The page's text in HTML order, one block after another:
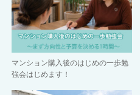
マンション購入後のはじめの一歩勉
強会はじめます！